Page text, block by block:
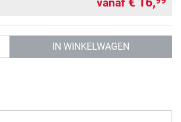
vanaf
IN WINKELWAGEN